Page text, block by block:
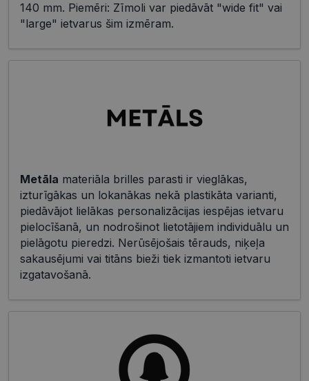
140 mm. Piemēri: Zīmoli var piedāvāt "wide fit" vai
"large" ietvarus šim izmēram.
Metāla materiāla brilles parasti ir vieglākas,
izturīgākas un lokanākas nekā plastikāta varianti,
piedāvājot lielākas personalizācijas iespējas ietvaru
pielocīšanā, un nodrošinot lietotājiem individuālu un
pielāgotu pieredzi. Nerūsējošais tērauds, niķeļa
sakausējumi vai titāns bieži tiek izmantoti ietvaru
izgatavošanā.